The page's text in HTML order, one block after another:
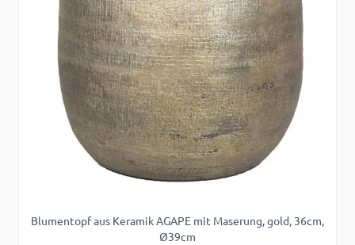
Blumentopf aus Keramik AGAPE mit Maserung, gold, 36cm,
Ø39cm